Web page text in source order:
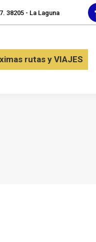
38205 - La Laguna
rutas y VIAJES